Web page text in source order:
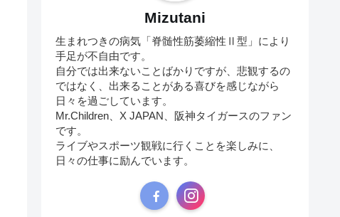
Mizutani
生まれつきの病気「脊髄性筋萎縮性Ⅱ型」により
手足が不自由です。
自分では出来ないことばかりですが、悲観するの
ではなく、出来ることがある喜びを感じながら
日々を過ごしています。
Mr.Children、X JAPAN、阪神タイガースのファン
です。
ライブやスポーツ観戦に行くことを楽しみに、
日々の仕事に励んでいます。